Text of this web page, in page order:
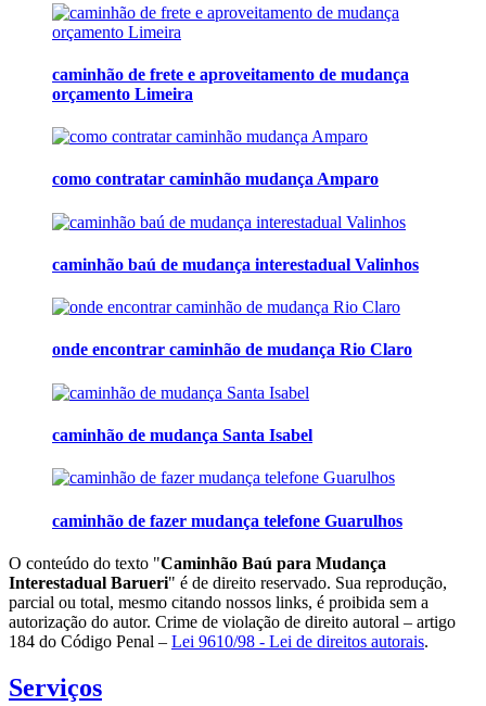
caminhão de frete e aproveitamento de mudança
orçamento Limeira
como contratar caminhão mudança Amparo
caminhão baú de mudança interestadual Valinhos
onde encontrar caminhão de mudança Rio Claro
caminhão de mudança Santa Isabel
caminhão de fazer mudança telefone Guarulhos
O conteúdo do texto "Caminhão Baú para Mudança
Interestadual Barueri" é de direito reservado. Sua reprodução,
parcial ou total, mesmo citando nossos links, é proibida sem a
autorização do autor. Crime de violação de direito autoral – artigo
184 do Código Penal – Lei 9610/98 - Lei de direitos autorais.
Serviços